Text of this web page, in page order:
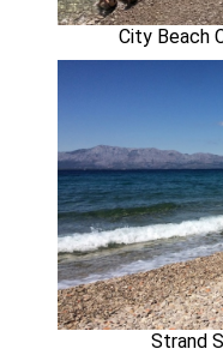
City Beach
Strand